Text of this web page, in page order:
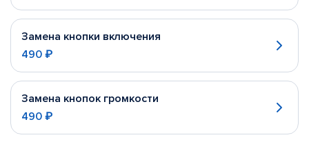
Замена кнопки включения
490 ₽
Замена кнопок громкости
490 ₽